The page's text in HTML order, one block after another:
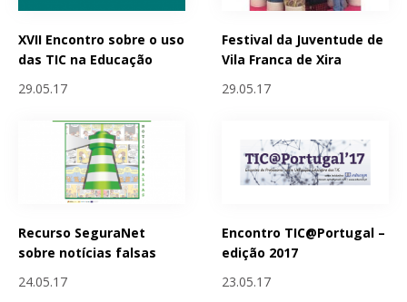
XVII Encontro sobre o uso
das TIC na Educação
29.05.17
Festival da Juventude de
Vila Franca de Xira
29.05.17
Recurso SeguraNet
sobre notícias falsas
24.05.17
Encontro TIC@Portugal –
edição 2017
23.05.17